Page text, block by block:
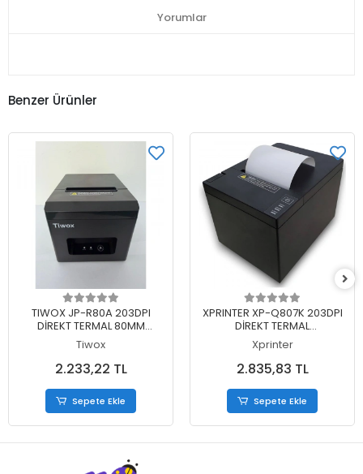
Yorumlar
Benzer Ürünler
Sepete Ekle
TIWOX JP-R80A 203DPI
DİREKT TERMAL 80MM
USB+ETHERNET MASAÜSTÜ
FİŞ YAZICI
Tiwox
2.233,22 TL
Sepete Ekle
Sepete Ekle
XPRINTER XP-Q807K 203DPI
DİREKT TERMAL
USB+ETHERNET OTOMATİK
KESİCİ FİŞ YAZICI
Xprinter
2.835,83 TL
Sepete Ekle